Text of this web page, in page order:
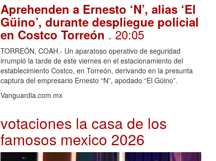
Aprehenden a Ernesto ‘N’, alias ‘El
Güino’, durante despliegue policial
en Costco Torreón . 20:05
TORREÓN, COAH.- Un aparatoso operativo de seguridad
irrumpió la tarde de este viernes en el estacionamiento del
establecimiento Costco, en Torreón, derivando en la presunta
captura del empresario Ernesto “N”, apodado “El Güino”.
Vanguardia.com.mx
votaciones la casa de los
famosos mexico 2026